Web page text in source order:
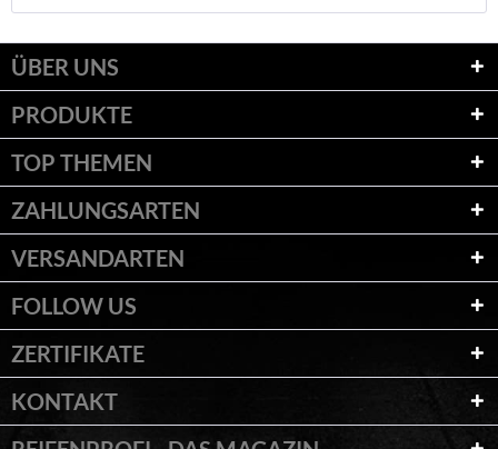
ÜBER UNS
PRODUKTE
TOP THEMEN
ZAHLUNGSARTEN
VERSANDARTEN
FOLLOW US
ZERTIFIKATE
KONTAKT